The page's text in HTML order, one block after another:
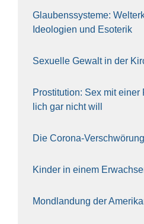
Glau­bens­sys­te­me:
Ideo­lo­gien und Eso­te­rik
Sexu­el­le Gewalt in der
Pro­sti­tu­ti­on: Sex mit
lich gar nicht will
Die Coro­na-Ver­schwö­rung
Kin­der in einem
Mond­lan­dung der